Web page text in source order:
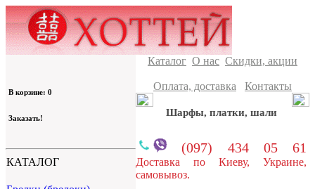
В корзине: 0
Заказать!
КАТАЛОГ
Каталог О нас Скидки, акции
Оплата, доставка Контакты
Шарфы, платки, шали
(097) 434 05 61
Доставка по Киеву, Украине,
самовывоз.